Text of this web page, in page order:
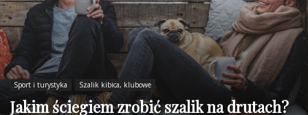
Sport i turystyka Szalik kibica, klubowe
Jakim ściegiem zrobić szalik na drutach?